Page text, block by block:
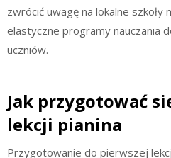
zwrócić uwagę na lokalne
elastyczne programy nauczania
uczniów.
Jak przygotować
lekcji pianina
Przygotowanie do pierwszej